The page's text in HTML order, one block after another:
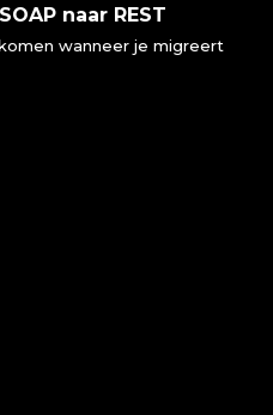
naar REST
wanneer je migreert